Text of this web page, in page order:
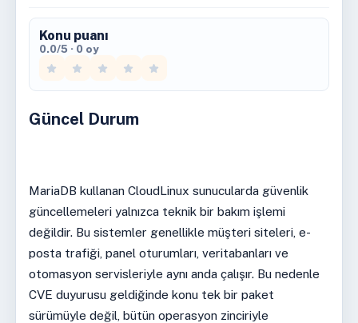
Konu puanı
0.0/5 · 0 oy
Güncel Durum
MariaDB kullanan CloudLinux sunucularda güvenlik
güncellemeleri yalnızca teknik bir bakım işlemi
değildir. Bu sistemler genellikle müşteri siteleri, e-
posta trafiği, panel oturumları, veritabanları ve
otomasyon servisleriyle aynı anda çalışır. Bu nedenle
CVE duyurusu geldiğinde konu tek bir paket
sürümüyle değil, bütün operasyon zinciriyle